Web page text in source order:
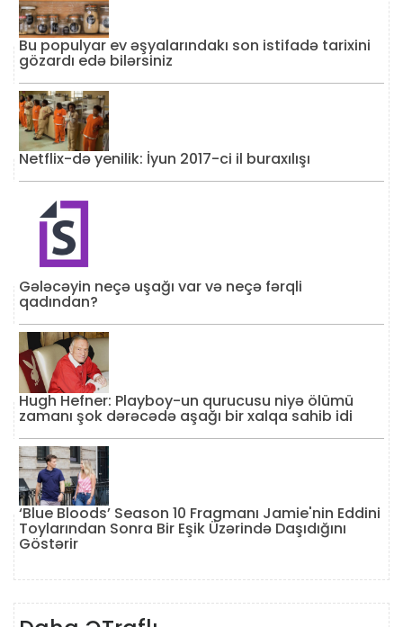
Bu populyar ev əşyalarındakı son istifadə tarixini
gözardı edə bilərsiniz
Netflix-də yenilik: İyun 2017-ci il buraxılışı
Gələcəyin neçə uşağı var və neçə fərqli
qadından?
Hugh Hefner: Playboy-un qurucusu niyə ölümü
zamanı şok dərəcədə aşağı bir xalqa sahib idi
‘Blue Bloods’ Season 10 Fragmanı Jamie'nin Eddini
Toylarından Sonra Bir Eşik Üzərində Daşıdığını
Göstərir